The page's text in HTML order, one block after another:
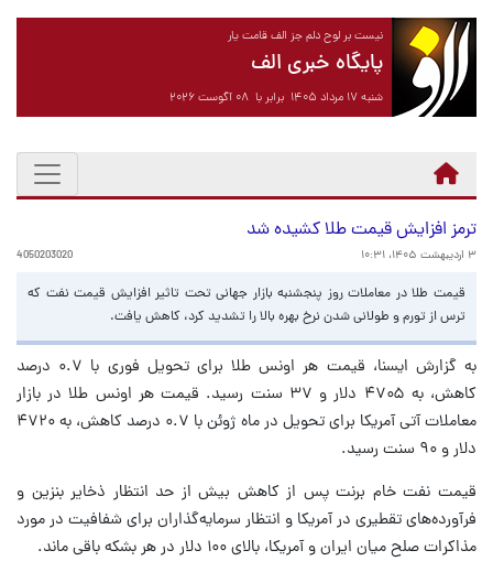
نیست بر لوح دلم جز الف قامت یار
پایگاه خبری الف
شنبه ۱۷ مرداد ۱۴۰۵ برابر با ۰۸ آگوست ۲۰۲۶
ترمز افزایش قیمت طلا کشیده شد
۳ اردیبهشت ۱۴۰۵، ۱۰:۳۱ 4050203020
قیمت طلا در معاملات روز پنجشنبه بازار جهانی تحت تاثیر افزایش قیمت نفت که
ترس از تورم و طولانی شدن نرخ بهره بالا را تشدید کرد، کاهش یافت.
به گزارش ایسنا، قیمت هر اونس طلا برای تحویل فوری با ۰.۷ درصد
کاهش، به ۴۷۰۵ دلار و ۳۷ سنت رسید. قیمت هر اونس طلا در بازار
معاملات آتی آمریکا برای تحویل در ماه ژوئن با ۰.۷ درصد کاهش، به ۴۷۲۰
دلار و ۹۰ سنت رسید.
قیمت نفت خام برنت پس از کاهش بیش از حد انتظار ذخایر بنزین و
فرآورده‌های تقطیری در آمریکا و انتظار سرمایه‌گذاران برای شفافیت در مورد
مذاکرات صلح میان ایران و آمریکا، بالای ۱۰۰ دلار در هر بشکه باقی ماند.